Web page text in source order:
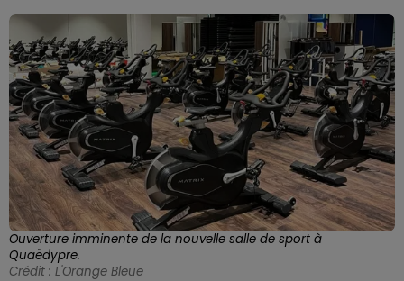
Ouverture imminente de la nouvelle salle de sport à
Quaëdypre.
Crédit : L'Orange Bleue